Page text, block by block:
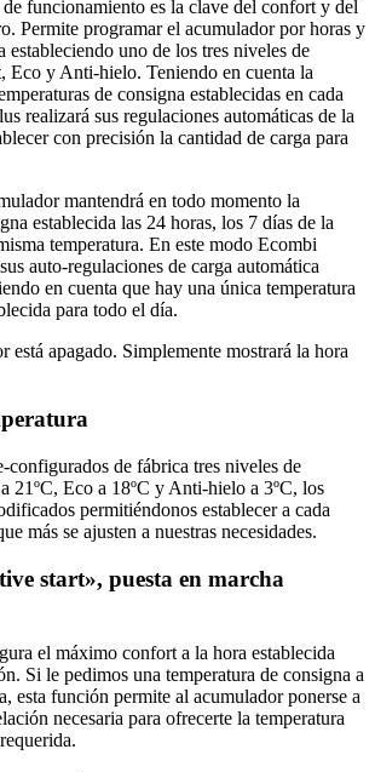
funcionamiento es la clave del confort y del
Permite programar el acumulador por horas y
estableciendo uno de los tres niveles de
Eco y Anti-hielo. Teniendo en cuenta la
de consigna establecidas en cada
realizará sus regulaciones automáticas de la
con precisión la cantidad de carga para
mantendrá en todo momento la
establecida las 24 horas, los 7 días de la
temperatura. En este modo Ecombi
auto-regulaciones de carga automática
en cuenta que hay una única temperatura
para todo el día.
está apagado. Simplemente mostrará la hora
configurados de fábrica tres niveles de
21ºC, Eco a 18ºC y Anti-hielo a 3ºC, los
permitiéndonos establecer a cada
más se ajusten a nuestras necesidades.
start», puesta en marcha
el máximo confort a la hora establecida
Si le pedimos una temperatura de consigna a
esta función permite al acumulador ponerse a
necesaria para ofrecerte la temperatura